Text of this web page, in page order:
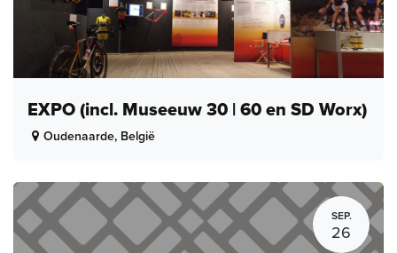
EXPO (incl. Museeuw 30 | 60 en SD Worx)
Oudenaarde, België
SEP.
26